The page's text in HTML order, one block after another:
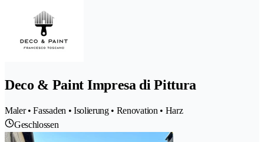
Deco & Paint Impresa di Pittura
Maler • Fassaden • Isolierung • Renovation • Harz
Geschlossen